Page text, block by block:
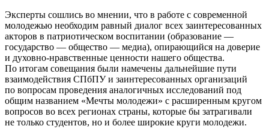
Эксперты сошлись во мнении, что в работе с современной
молодежью необходим равный диалог всех заинтересованных
акторов в патриотическом воспитании (образование —
государство — общество — медиа), опирающийся на доверие
и духовно-нравственные ценности нашего общества.
По итогам совещания были намечены дальнейшие пути
взаимодействия СПбПУ и заинтересованных организаций
по вопросам проведения аналогичных исследований под
общим названием «Мечты молодежи» с расширенным кругом
вопросов во всех регионах страны, которые бы затрагивали
не только студентов, но и более широкие круги молодежи.